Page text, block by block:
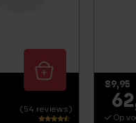
(54 reviews)
89,95
Op